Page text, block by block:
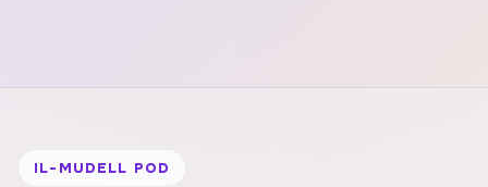
IL-MUDELL POD